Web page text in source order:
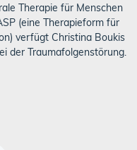
Therapie für Menschen
(eine Therapieform für
verfügt Christina Boukis
der Traumafolgenstörung.